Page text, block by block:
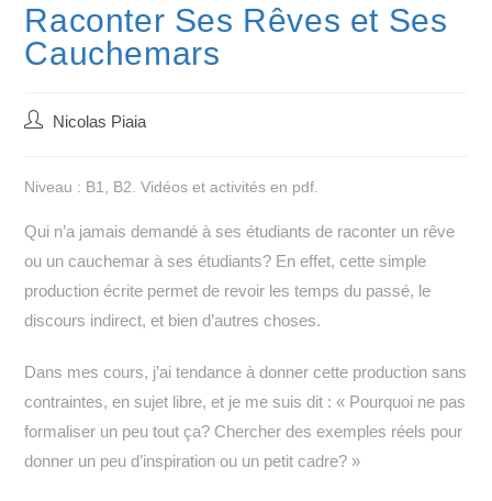
Raconter Ses Rêves et Ses
Cauchemars
Auteur/autrice
publication :
Nicolas Piaia
Niveau : B1, B2. Vidéos et activités en pdf.
Qui n’a jamais demandé à ses étudiants de raconter un rêve
ou un cauchemar à ses étudiants? En effet, cette simple
production écrite permet de revoir les temps du passé, le
discours indirect, et bien d’autres choses.
Dans mes cours, j’ai tendance à donner cette production sans
contraintes, en sujet libre, et je me suis dit : « Pourquoi ne pas
formaliser un peu tout ça? Chercher des exemples réels pour
donner un peu d’inspiration ou un petit cadre? »